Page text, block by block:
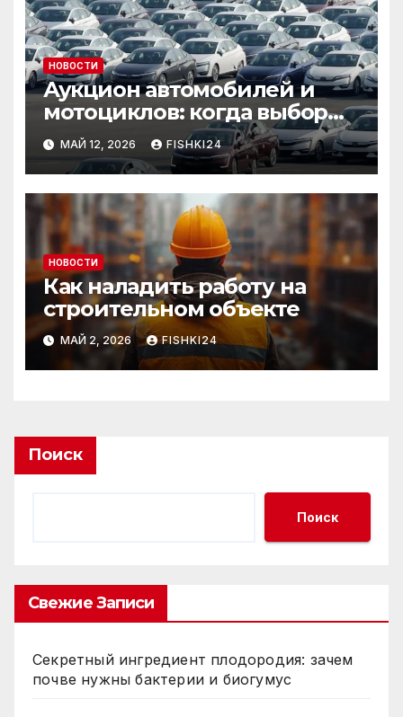
НОВОСТИ
Аукцион автомобилей и
мотоциклов: когда выбор
становится осознанным
МАЙ 12, 2026 FISHKI24
НОВОСТИ
Как наладить работу на
строительном объекте
МАЙ 2, 2026 FISHKI24
Поиск
Поиск
Свежие Записи
Секретный ингредиент плодородия: зачем
почве нужны бактерии и биогумус